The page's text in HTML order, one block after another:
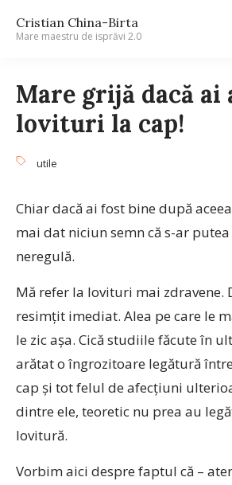
Cristian China-Birta
Mare maestru de isprăvi 2.0
Mare grijă dacă ai
lovituri la cap!
utile
Chiar dacă ai fost bine după
mai dat niciun semn că s-ar putea
neregulă.
Mă refer la lovituri mai zdravene.
resimțit imediat. Alea pe care le
le zic așa. Cică studiile făcute în
arătat o îngrozitoare legătură
cap și tot felul de afecțiuni
dintre ele, teoretic nu prea au
lovitură.
Vorbim aici despre faptul că –